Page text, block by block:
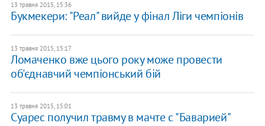
13 травня 2015, 15:36
Букмекери: "Реал" вийде у фінал Ліги чемпіонів
13 травня 2015, 15:17
Ломаченко вже цього року може провести
об'єднавчий чемпіонський бій
13 травня 2015, 15:01
Суарес получил травму в мачте с "Баварией"